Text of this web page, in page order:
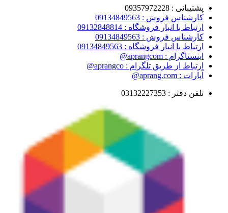
پشتیبانی : 09357972228
کارشناس فروش : 09134849563
ارتباط با انبار فروشگاه : 09132848814
کارشناس فروش : 09134849563
ارتباط با انبار فروشگاه : 09134849563
اینستاگرام : aprangcom@
ارتباط از طریق تلگرام : aprangco@
آپارات : aprang.com@
تلفن دفتر : 03132227353